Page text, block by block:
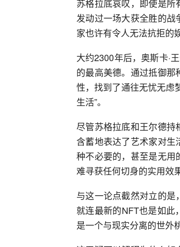
苏格拉底哀叹，即使是所
发动过一场大获全胜的
家也许有令人无法抗拒的
大约2300年后，奥斯卡·
的最高美德。通过抵御
性，找到了通往无忧无虑
生活”。
尽管苏格拉底和王尔德持
含蓄地表达了艺术家对
种不必要的，甚至是无用
难寻获任何切身的实用效
与这一论点截然对立的是
就连最新的NFT也是如此
是一个与现实分离的世外